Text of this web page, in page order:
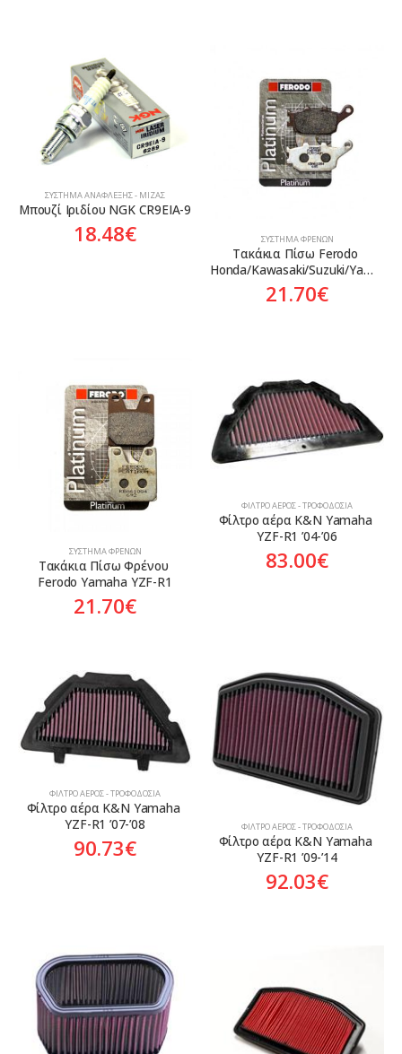
ΣΎΣΤΗΜΑ ΑΝΆΦΛΕΞΗΣ - ΜΊΖΑΣ
Μπουζί Ιριδίου NGK CR9EIA-9
18.48€ ΣΎΣΤΗΜΑ ΦΡΈΝΩΝ
Τακάκια Πίσω Ferodo
Honda/Kawasaki/Suzuki/Yamaha
21.70€
ΣΎΣΤΗΜΑ ΦΡΈΝΩΝ
Τακάκια Πίσω Φρένου
Ferodo Yamaha YZF-R1
21.70€
ΦΊΛΤΡΟ ΑΈΡΟΣ - ΤΡΟΦΟΔΟΣΊΑ
Φίλτρο αέρα K&N Yamaha
YZF-R1 ’04-’06
83.00€
ΦΊΛΤΡΟ ΑΈΡΟΣ - ΤΡΟΦΟΔΟΣΊΑ
Φίλτρο αέρα K&N Yamaha
YZF-R1 ’07-’08
90.73€
ΦΊΛΤΡΟ ΑΈΡΟΣ - ΤΡΟΦΟΔΟΣΊΑ
Φίλτρο αέρα K&N Yamaha
YZF-R1 ’09-’14
92.03€